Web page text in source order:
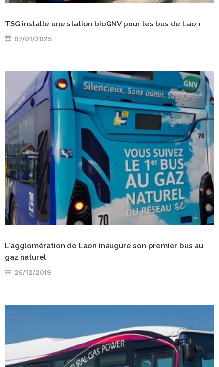
TSG installe une station bioGNV pour les bus de Laon
07/01/2025
L'agglomération de Laon inaugure son premier bus au
gaz naturel
26/12/2019